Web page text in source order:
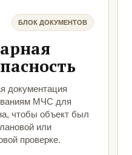
БЛОК ДОКУМЕНТОВ
документация
МЧС для
чтобы объект был
или
проверке.